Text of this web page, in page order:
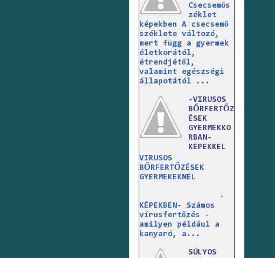
Csecsemős
zéklet
képekben A csecsemő
széklete változó,
mert függ a gyermek
életkorától,
étrendjétől,
valamint egészségi
állapotától ...
-VIRUSOS
BŐRFERTŐZ
ÉSEK
GYERMEKKO
RBAN-
KÉPEKKEL
VIRUSOS
BŐRFERTŐZÉSEK
GYERMEKEKNÉL
-
KÉPEKBEN- Számos
vírusfertőzés -
amilyen például a
kanyaró, a...
SÚLYOS